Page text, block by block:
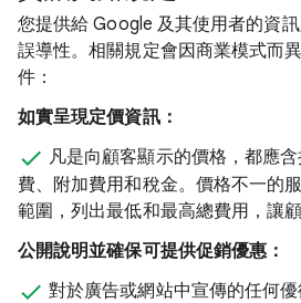
您提供給 Google 及其使用者的資
誤導性。相關規定會因商業模式而
件：
如實呈現定價資訊：
凡是向顧客顯示的價格，都應
費、附加費用和稅金。價格不一的
範圍，列出最低和最高總費用，讓
公開說明並確保可提供促銷優惠：
對於廣告或網站中宣傳的任何